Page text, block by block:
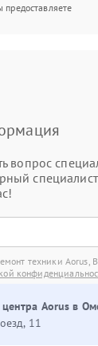
вопрос
техники Aorus,
Aorus в
11